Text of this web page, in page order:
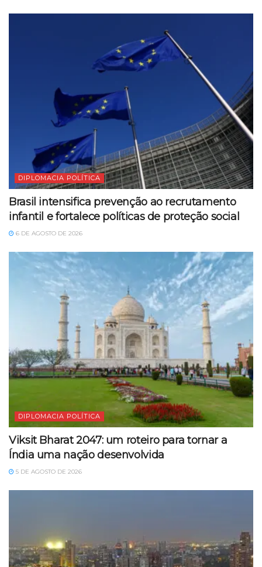
DIPLOMACIA POLÍTICA
Brasil intensifica prevenção ao recrutamento
infantil e fortalece políticas de proteção social
6 DE AGOSTO DE 2026
DIPLOMACIA POLÍTICA
Viksit Bharat 2047: um roteiro para tornar a
Índia uma nação desenvolvida
5 DE AGOSTO DE 2026